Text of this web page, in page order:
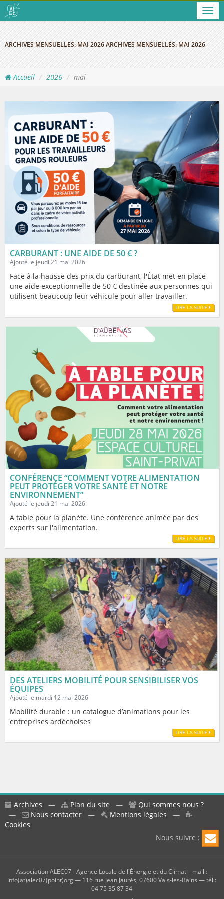
ARCHIVES MENSUELLES: MAI 2026ARCHIVES MENSUELLES: MAI 2026
Accueil 2026 mai
CARBURANT : UNE AIDE DE 50 € ?
Ajouté le jeudi 21 mai 2026
Face à la hausse des prix du carburant, l'État met en place
une aide exceptionnelle de 50 € destinée aux personnes qui
utilisent beaucoup leur véhicule pour aller travailler.
LIRE LA SUITE
CONFÉRENCE “COMMENT VOTRE ALIMENTATION
PEUT PROTÉGER VOTRE SANTÉ ET NOTRE
ENVIRONNEMENT”
Ajouté le jeudi 21 mai 2026
A table pour la planète. Une conférence animée par des
experts sur l'alimentation.
LIRE LA SUITE
DES ATELIERS MOBILITÉ POUR SENSIBILISER VOS
ÉQUIPES
Ajouté le mardi 12 mai 2026
Mobilité durable : un catalogue d’animations pour les
entreprises ardéchoises
LIRE LA SUITE
Archives — Plan du site —
Qui sommes nous ?
—
Nous contacter — Mentions légales —
Cookies
Nous suivre :
Association ALEC07 - Agence Locale de l'Énergie et du Climat – mail :
info(at)alec07(point)org — 116 rue Jean Jaurès, 07600 Vals-les-Bains — tél :
04 75 35 87 34